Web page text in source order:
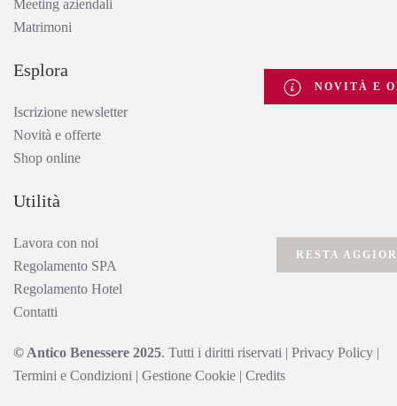
Meeting aziendali
Matrimoni
Esplora
Iscrizione newsletter
Novità e offerte
Shop online
Utilità
Lavora con noi
Regolamento SPA
Regolamento Hotel
Contatti
© Antico Benessere 2025. Tutti i diritti riservati | Privacy Policy |
Termini e Condizioni | Gestione Cookie | Credits
NOVITÀ E
RESTA